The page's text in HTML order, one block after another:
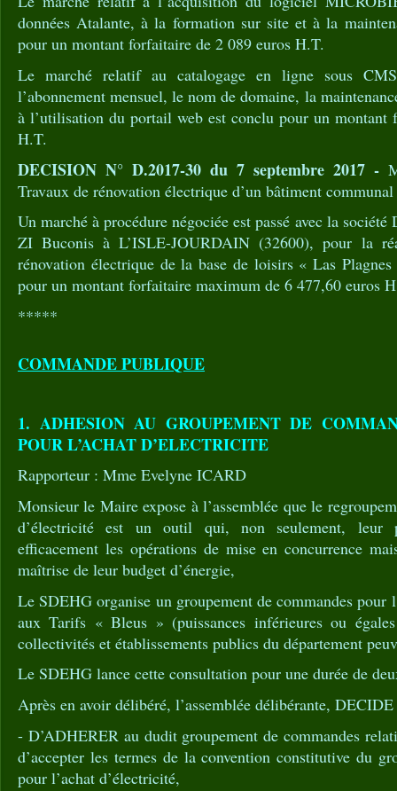
données Atalante, à la formation sur site et à la
pour un montant forfaitaire de 2 089 euros H.T.
Le marché relatif au catalogage en ligne sous
l’abonnement mensuel, le nom de domaine, la
à l’utilisation du portail web est conclu pour un montant
H.T.
DECISION N° D.2017-30 du 7 septembre 2017 -
Travaux de rénovation électrique d’un bâtiment communal
Un marché à procédure négociée est passé avec la
ZI Buconis à L’ISLE-JOURDAIN (32600), pour la
rénovation électrique de la base de loisirs « Las
pour un montant forfaitaire maximum de 6 477,60 euros
*****
COMMANDE PUBLIQUE
1. ADHESION AU GROUPEMENT DE
POUR L’ACHAT D’ELECTRICITE
Rapporteur : Mme Evelyne ICARD
Monsieur le Maire expose à l’assemblée que le
d’électricité est un outil qui, non seulement, leur
efficacement les opérations de mise en concurrence
maîtrise de leur budget d’énergie,
Le SDEHG organise un groupement de commandes pour
aux Tarifs « Bleus » (puissances inférieures ou
collectivités et établissements publics du département
Le SDEHG lance cette consultation pour une durée de
Après en avoir délibéré, l’assemblée délibérante,
- D’ADHERER au dudit groupement de commandes
d’accepter les termes de la convention constitutive du
pour l’achat d’électricité,